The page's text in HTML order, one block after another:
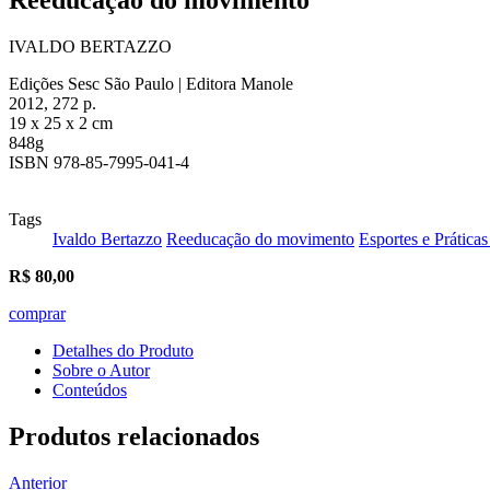
IVALDO BERTAZZO
Edições Sesc São Paulo | Editora Manole
2012, 272 p.
19 x 25 x 2 cm
848g
ISBN 978-85-7995-041-4
Tags
Ivaldo Bertazzo Reeducação do movimento Esportes e
R$ 80,00
comprar
Detalhes do Produto
Sobre o Autor
Conteúdos
Produtos relacionados
Anterior